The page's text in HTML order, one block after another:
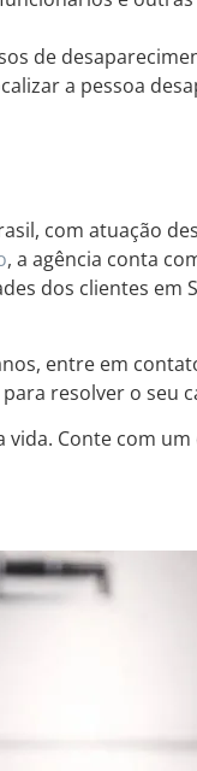
de
a pessoa
com atuação
, a agência conta
dos clientes em
entre em
resolver o seu
vida. Conte com